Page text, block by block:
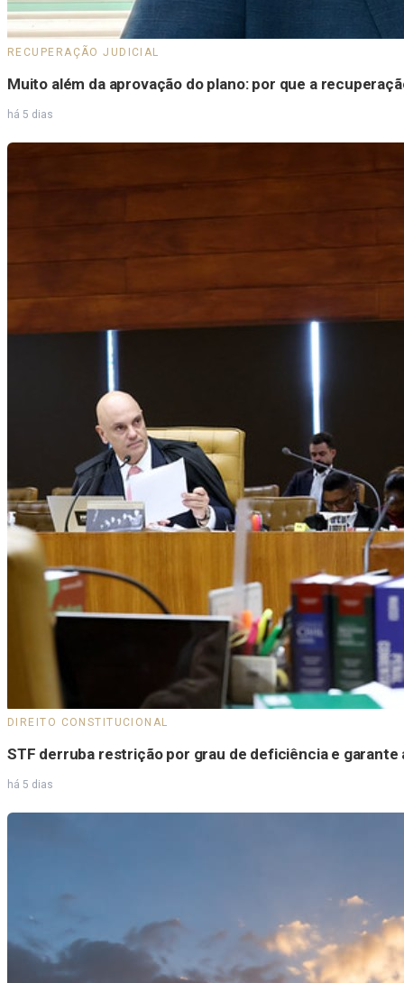
RECUPERAÇÃO JUDICIAL
Muito além da aprovação do plano: por que a
há 5 dias
DIREITO CONSTITUCIONAL
STF derruba restrição por grau de deficiência e
há 5 dias